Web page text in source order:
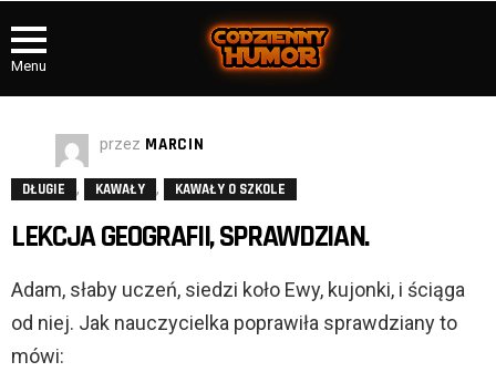
Menu
przez MARCIN
DŁUGIE , KAWAŁY , KAWAŁY O SZKOLE
LEKCJA GEOGRAFII, SPRAWDZIAN.
Adam, słaby uczeń, siedzi koło Ewy, kujonki, i ściąga
od niej. Jak nauczycielka poprawiła sprawdziany to
mówi: